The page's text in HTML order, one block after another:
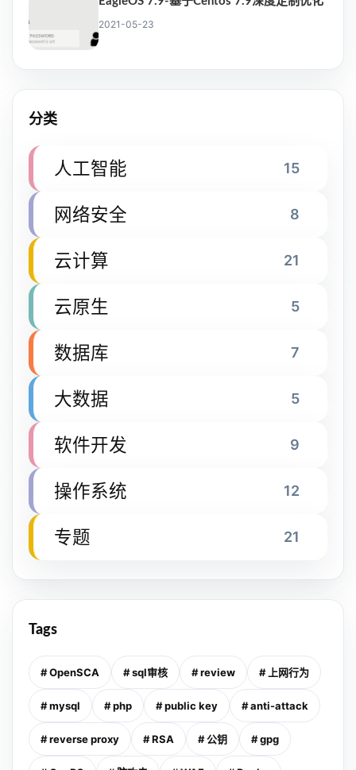
2021-05-23
分类
人工智能 15
网络安全 8
云计算 21
云原生 5
数据库 7
大数据 5
软件开发 9
操作系统 12
专题 21
Tags
# OpenSCA # sql审核 # review # 上网行为
# mysql # php # public key # anti-attack
# reverse proxy # RSA # 公钥 # gpg